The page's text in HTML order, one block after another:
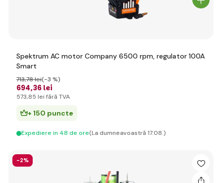
Spektrum AC motor Company 6500 rpm, regulator 100A
Smart
694,36 lei
713,78 lei(-3 %)
573,85 lei fără TVA
+ 150 puncte
Expediere in 48 de ore(La dumneavoastră 17.08.)
-2%